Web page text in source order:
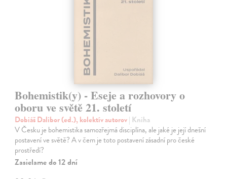
Bohemistik(y) - Eseje a rozhovory o
oboru ve světě 21. století
Dobiáš Dalibor (ed.), kolektív autorov| Kniha
V Česku je bohemistika samozřejmá disciplína, ale jaké je její dnešní
postavení ve světě? A v čem je toto postavení zásadní pro české
prostředí?
Zasielame do 12 dní